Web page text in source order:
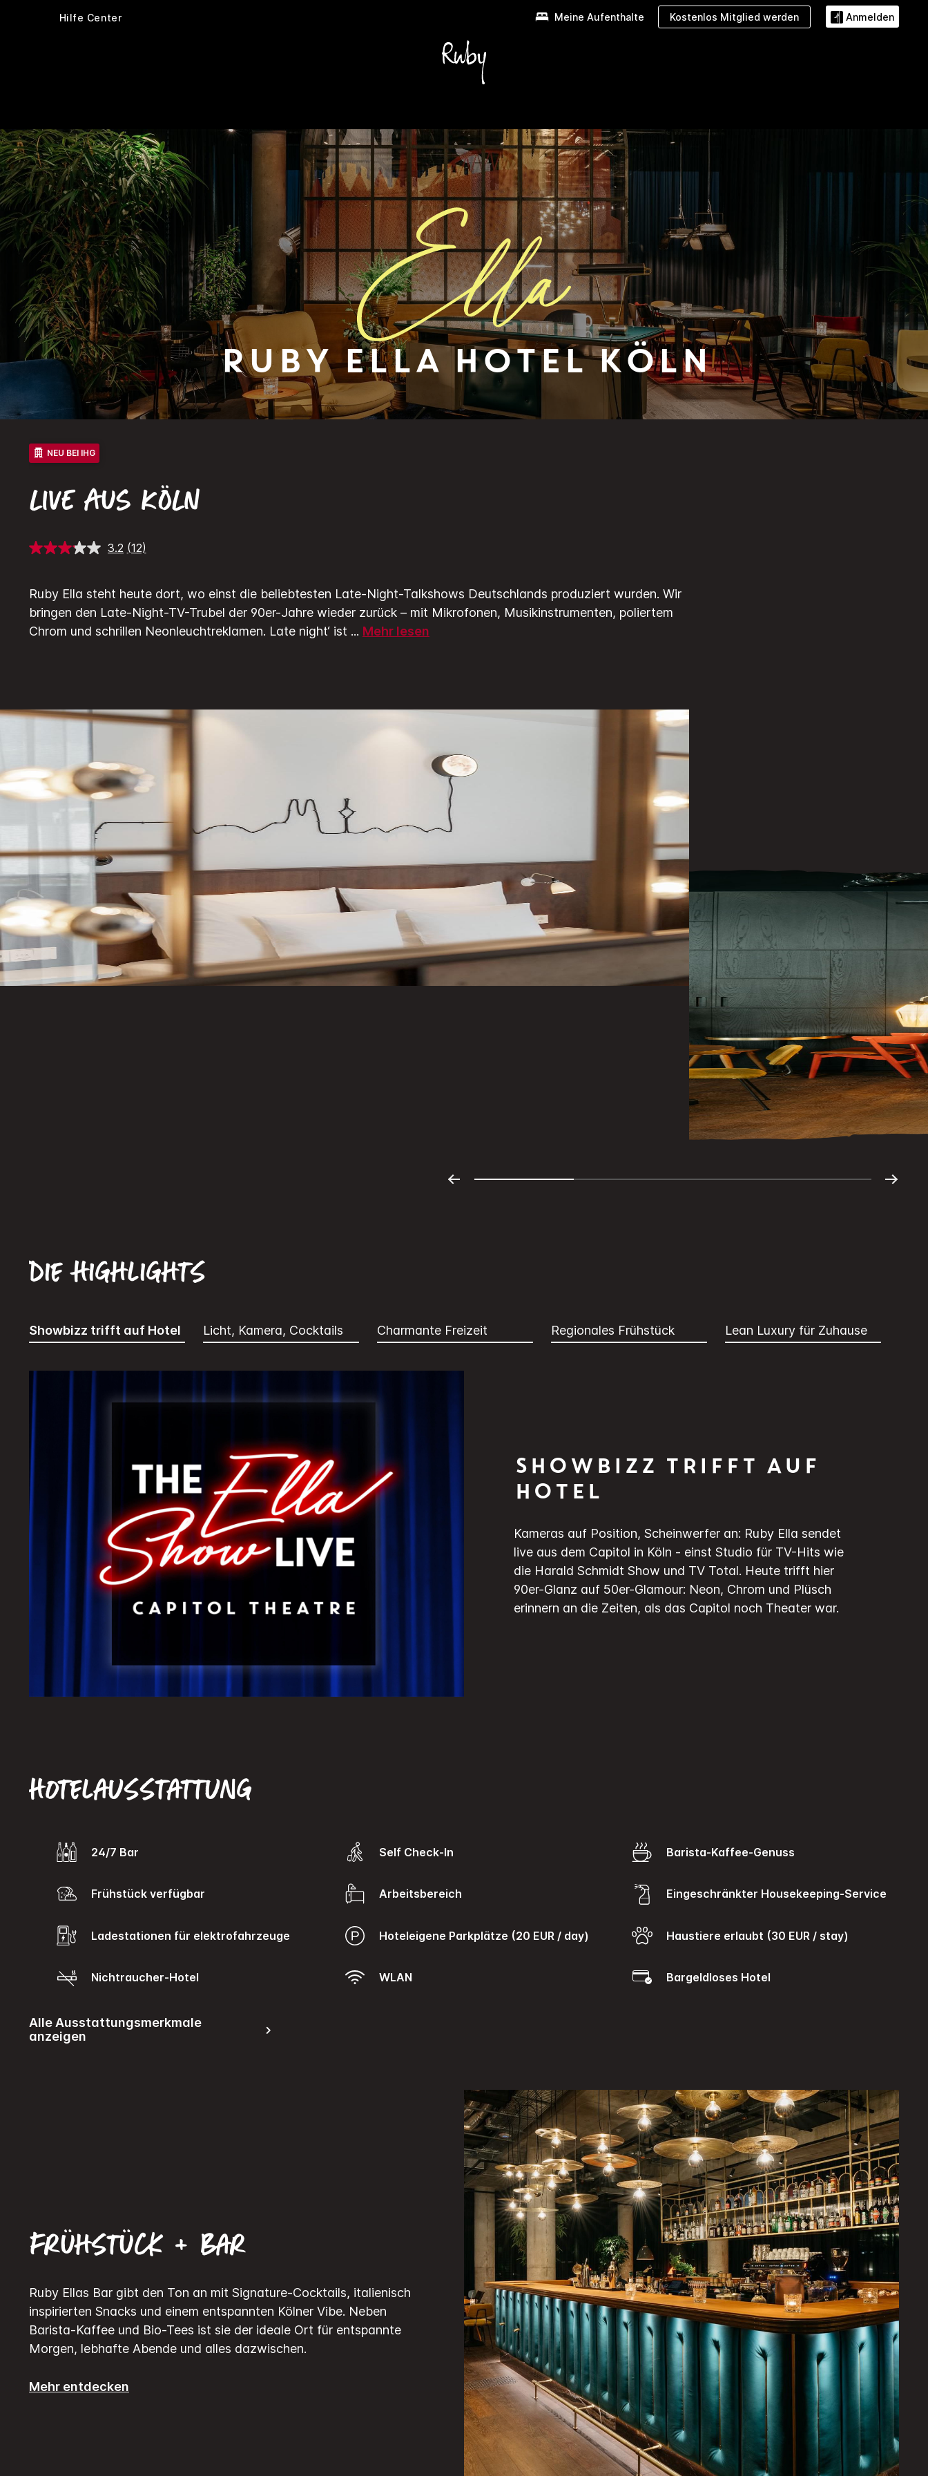
Hilfe Center Meine Aufenthalte Kostenlos Mitglied werden Anmelden
Ruby Ella Hotel Köln
NEU BEI IHG
LIVE AUS KÖLN
3.2 12
Link
auf
derselben
Seite.
(12)
Ruby Ella steht heute dort, wo einst die beliebtesten Late-Night-Talkshows Deutschlands produziert wurden. Wir
bringen den Late-Night-TV-Trubel der 90er-Jahre wieder zurück – mit Mikrofonen, Musikinstrumenten, poliertem
Chrom und schrillen Neonleuchtreklamen. Late night‘ ist ... Mehr lesen
Die Highlights
Showbizz trifft auf Hotel Licht, Kamera, Cocktails Charmante Freizeit Regionales Frühstück Lean Luxury für Zuhause
Showbizz trifft auf
Hotel
Kameras auf Position, Scheinwerfer an: Ruby Ella sendet
live aus dem Capitol in Köln - einst Studio für TV-Hits wie
die Harald Schmidt Show und TV Total. Heute trifft hier
90er-Glanz auf 50er-Glamour: Neon, Chrom und Plüsch
erinnern an die Zeiten, als das Capitol noch Theater war.
Hotelausstattung
24/7 Bar Self Check-In Barista-Kaffee-Genuss
Frühstück verfügbar Arbeitsbereich Eingeschränkter Housekeeping-Service
Ladestationen für elektrofahrzeuge Hoteleigene Parkplätze (20 EUR / day) Haustiere erlaubt (30 EUR / stay)
Nichtraucher-Hotel WLAN Bargeldloses Hotel
Alle Ausstattungsmerkmale
anzeigen
Frühstück + Bar
Ruby Ellas Bar gibt den Ton an mit Signature-Cocktails, italienisch
inspirierten Snacks und einem entspannten Kölner Vibe. Neben
Barista-Kaffee und Bio-Tees ist sie der ideale Ort für entspannte
Morgen, lebhafte Abende und alles dazwischen.
Mehr entdecken